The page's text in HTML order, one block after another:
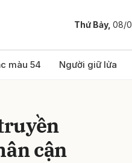
Thứ Bảy, 08/
màu 54 Người giữ lửa
cận